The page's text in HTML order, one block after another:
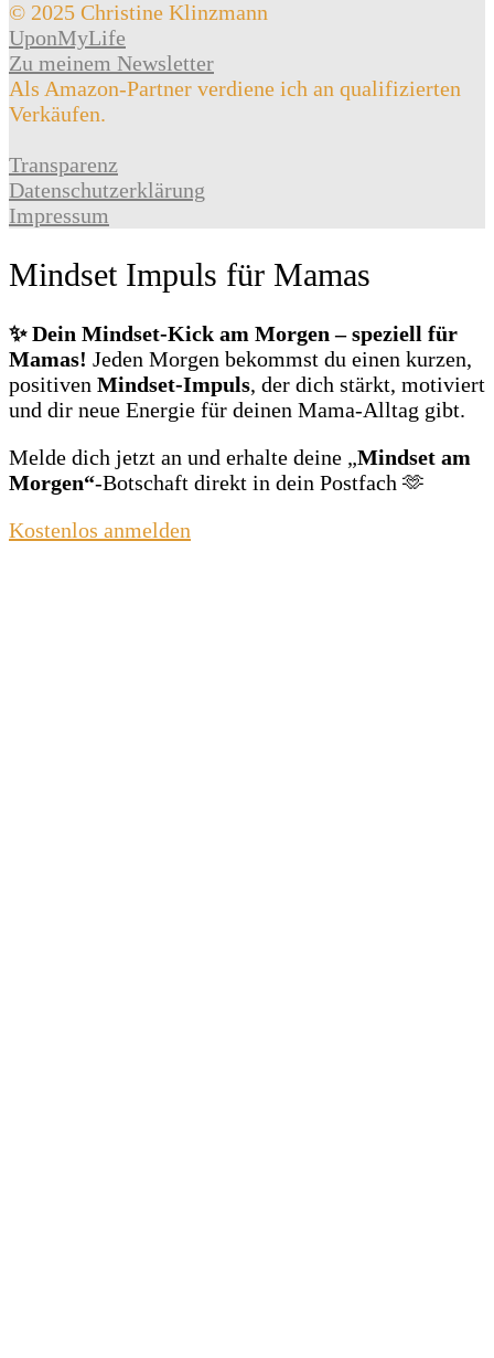
© 2025 Christine Klinzmann
UponMyLife
Zu meinem Newsletter
Als Amazon-Partner verdiene ich an qualifizierten
Verkäufen.
Transparenz
Datenschutzerklärung
Impressum
Mindset Impuls für Mamas
✨ Dein Mindset‑Kick am Morgen – speziell für
Mamas! Jeden Morgen bekommst du einen kurzen,
positiven Mindset‑Impuls, der dich stärkt, motiviert
und dir neue Energie für deinen Mama‑Alltag gibt.
Melde dich jetzt an und erhalte deine „Mindset am
Morgen“‑Botschaft direkt in dein Postfach 🫶
Kostenlos anmelden